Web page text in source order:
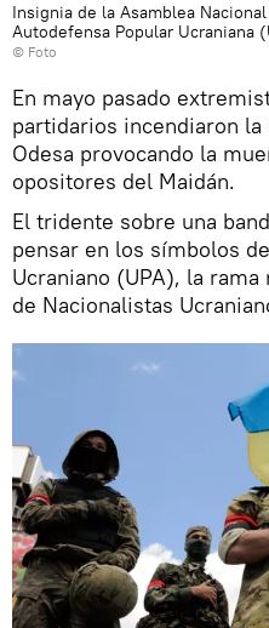
Insignia de la Asamblea
Autodefensa Popular Ucraniana
© Foto
En mayo pasado
partidarios incendiaron la
Odesa provocando la
opositores del Maidán.
El tridente sobre una
pensar en los símbolos
Ucraniano (UPA), la
de Nacionalistas